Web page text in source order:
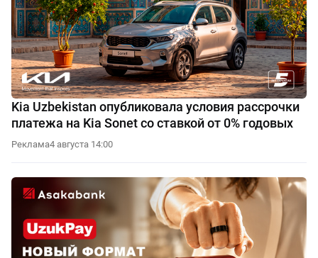
Kia Uzbekistan опубликовала условия рассрочки
платежа на Kia Sonet со ставкой от 0% годовых
Реклама4 августа 14:00